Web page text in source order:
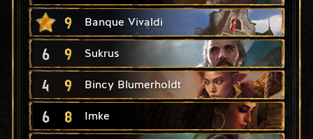
9 Banque Vivaldi
6 9 Sukrus
4 9 Bincy Blumerholdt
6 8 Imke